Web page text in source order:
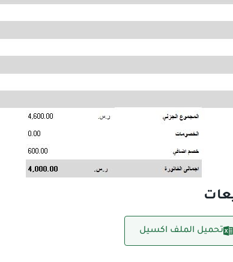
تحميل الملف اكسيل